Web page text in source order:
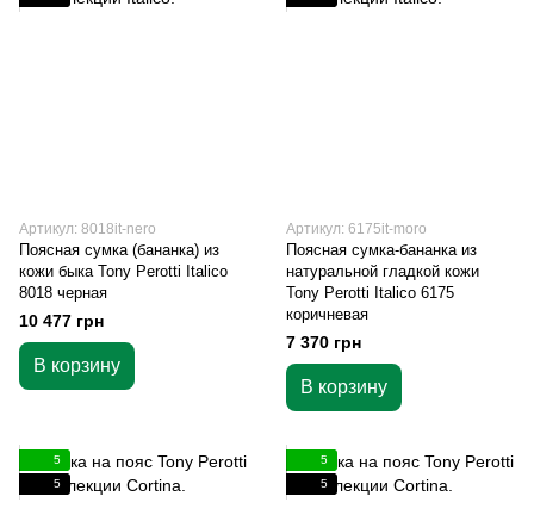
Артикул: 8018it-nero
Поясная сумка (бананка) из
кожи быка Tony Perotti Italico
8018 черная
10 477 грн
В корзину
Артикул: 6175it-moro
Поясная сумка-бананка из
натуральной гладкой кожи
Tony Perotti Italico 6175
коричневая
7 370 грн
В корзину
5
5
5
5